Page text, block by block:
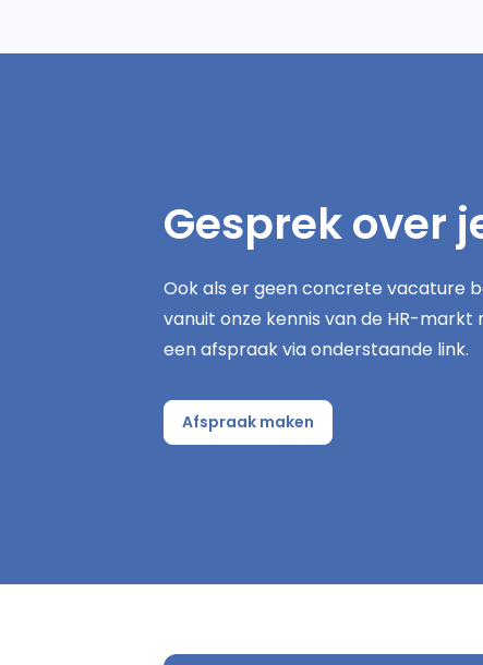
Gesprek over
Ook als er geen concrete vacature
vanuit onze kennis van de HR-
een afspraak via onderstaande link.
Afspraak maken